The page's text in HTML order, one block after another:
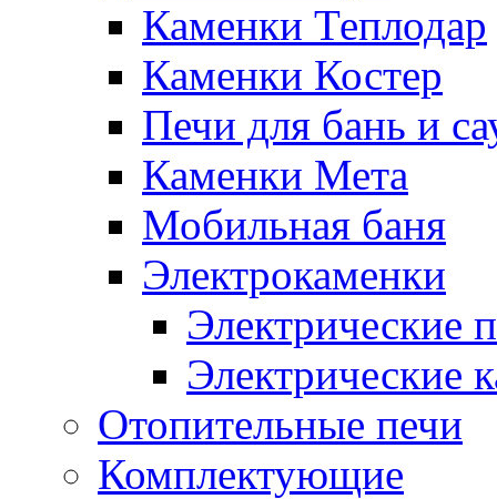
Каменки Теплодар
Каменки Костер
Печи для бань и
Каменки Мета
Мобильная баня
Электрокаменки
Электрические
Электрические
Отопительные печи
Комплектующие